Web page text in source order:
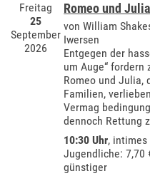
Freitag
25
September
2026
Romeo und Julia
von William
Iwersen
Entgegen der
um Auge“ fordern
Romeo und Julia,
Familien,
Vermag
dennoch Rettung
10:30 Uhr, intimes
Jugendliche:
günstiger